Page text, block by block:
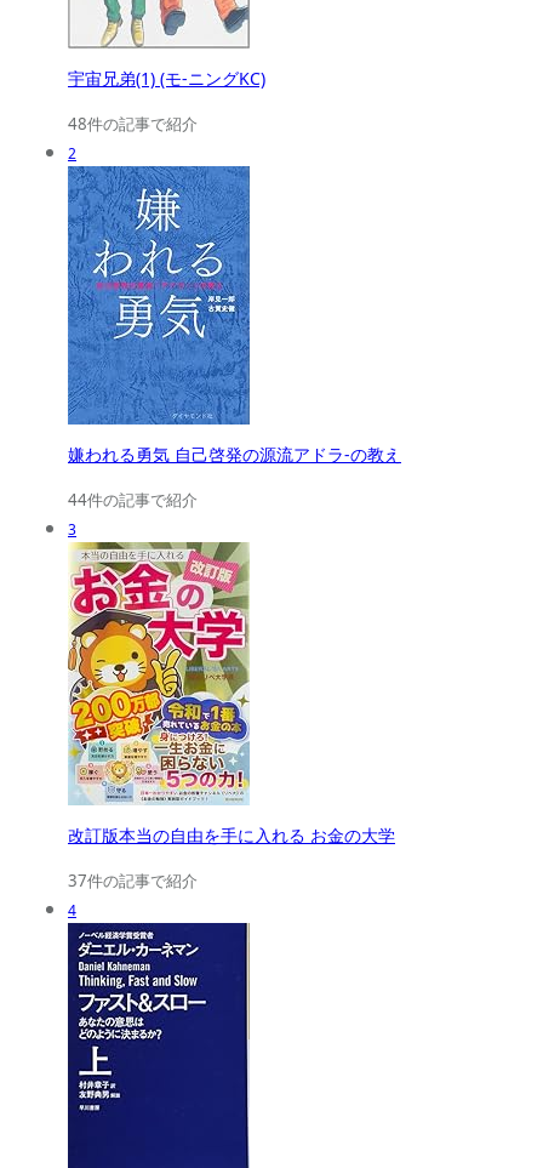
宇宙兄弟(1) (モ-ニングKC)
48件の記事で紹介
2
嫌われる勇気 自己啓発の源流アドラ-の教え
44件の記事で紹介
3
改訂版本当の自由を手に入れる お金の大学
37件の記事で紹介
4